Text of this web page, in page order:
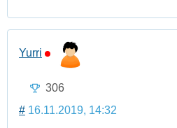
Yurri
306
# 16.11.2019, 14:32